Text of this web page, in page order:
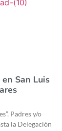
San Luis
Padres y/o
la Delegación